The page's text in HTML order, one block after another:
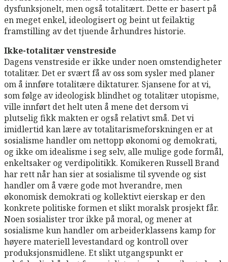
dysfunksjonelt, men også totalitært. Dette er basert på
en meget enkel, ideologisert og beint ut feilaktig
framstilling av det tjuende århundres historie.
Ikke-totalitær venstreside
Dagens venstreside er ikke under noen omstendigheter
totalitær. Det er svært få av oss som sysler med planer
om å innføre totalitære diktaturer. Sjansene for at vi,
som følge av ideologisk blindhet og totalitær utopisme,
ville innført det helt uten å mene det dersom vi
plutselig fikk makten er også relativt små. Det vi
imidlertid kan lære av totalitarismeforskningen er at
sosialisme handler om nettopp økonomi og demokrati,
og ikke om idealisme i seg selv, alle mulige gode formål,
enkeltsaker og verdipolitikk. Komikeren Russell Brand
har rett når han sier at sosialisme til syvende og sist
handler om å være gode mot hverandre, men
økonomisk demokrati og kollektivt eierskap er den
konkrete politiske formen et slikt moralsk prosjekt får.
Noen sosialister tror ikke på moral, og mener at
sosialisme kun handler om arbeiderklassens kamp for
høyere materiell levestandard og kontroll over
produksjonsmidlene. Et slikt utgangspunkt er